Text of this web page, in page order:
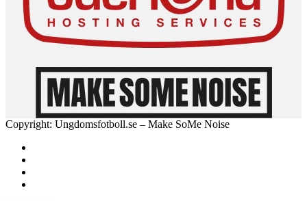
Copyright: Ungdomsfotboll.se – Make SoMe Noise